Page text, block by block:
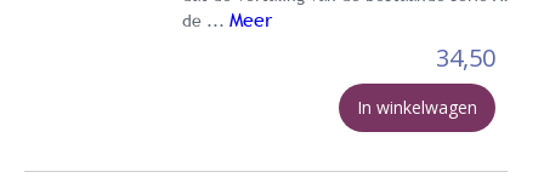
de ... Meer
34,50
In winkelwagen